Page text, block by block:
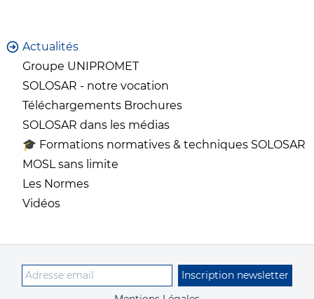
Actualités
Groupe UNIPROMET
SOLOSAR - notre vocation
Téléchargements Brochures
SOLOSAR dans les médias
🎓 Formations normatives & techniques SOLOSAR
MOSL sans limite
Les Normes
Vidéos
Inscription newsletter